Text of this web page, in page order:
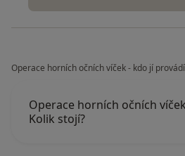
Operace horních očních víček - kdo jí
Operace horních očních
Kolik stojí?